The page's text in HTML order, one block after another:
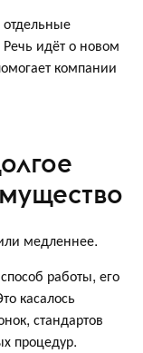
идёт о новом
компании
медленнее.
работы, его
касалось
стандартов
процедур.